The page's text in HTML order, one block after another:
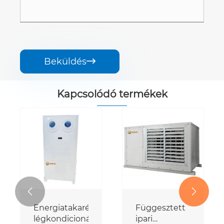
Beküldés
Kapcsolódó termékek
Függesztett
ipari
Csővezetékes
ipari
energiatakarékos
klímaberendezés
Mutass többet >>
 